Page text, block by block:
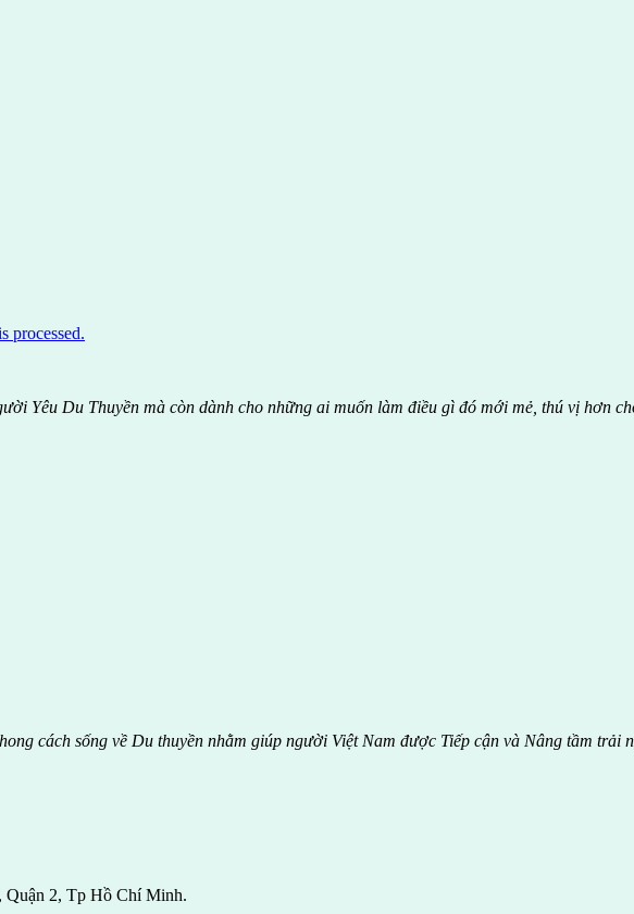
processed.
Yêu Du Thuyền mà còn dành cho những ai muốn làm điều gì đó mới mẻ, thú vị hơn
cách sống về Du thuyền nhằm giúp người Việt Nam được Tiếp cận và Nâng tầm trải
Quận 2, Tp Hồ Chí Minh.